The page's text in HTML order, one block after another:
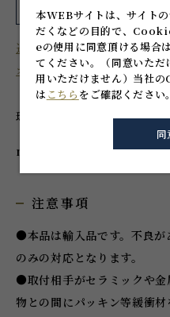
お気に入り
近くのショールームを探す
オーダー家具を作る
球体を彩るブロンズの光沢が
made in SPAIN
注意事項
●本品は輸入品です。不良が
のみの対応となります。
●取付相手がセラミックや
物との間にパッキン等緩衝材
本WEBサイトは、サイト
だくなどの目的で、
eの使用に同意頂ける場合
てください。
（同意いた
用いただけません） 当社
は こちら をご確認ください。
同